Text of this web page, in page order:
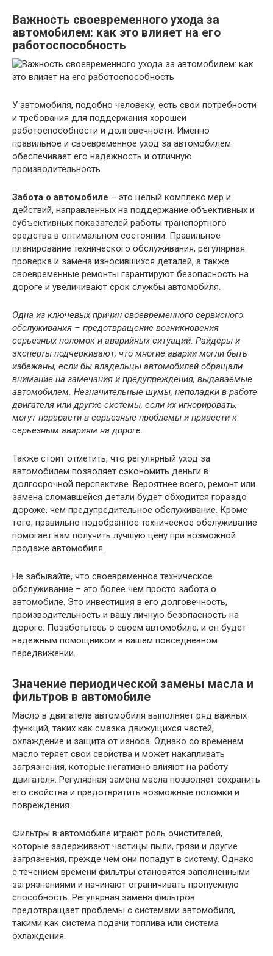
Важность своевременного ухода за
автомобилем: как это влияет на его
работоспособность
У автомобиля, подобно человеку, есть свои потребности
и требования для поддержания хорошей
работоспособности и долговечности. Именно
правильное и своевременное уход за автомобилем
обеспечивает его надежность и отличную
производительность.
Забота о автомобиле – это целый комплекс мер и
действий, направленных на поддержание объективных и
субъективных показателей работы транспортного
средства в оптимальном состоянии. Правильное
планирование технического обслуживания, регулярная
проверка и замена износившихся деталей, а также
своевременные ремонты гарантируют безопасность на
дороге и увеличивают срок службы автомобиля.
Одна из ключевых причин своевременного сервисного
обслуживания – предотвращение возникновения
серьезных поломок и аварийных ситуаций. Райдеры и
эксперты подчеркивают, что многие аварии могли быть
избежаны, если бы владельцы автомобилей обращали
внимание на замечания и предупреждения, выдаваемые
автомобилем. Незначительные шумы, неполадки в работе
двигателя или другие системы, если их игнорировать,
могут перерасти в серьезные проблемы и привести к
серьезным авариям на дороге.
Также стоит отметить, что регулярный уход за
автомобилем позволяет сэкономить деньги в
долгосрочной перспективе. Вероятнее всего, ремонт или
замена сломавшейся детали будет обходится гораздо
дороже, чем предупредительное обслуживание. Кроме
того, правильно подобранное техническое обслуживание
помогает вам получить лучшую цену при возможной
продаже автомобиля.
Не забывайте, что своевременное техническое
обслуживание – это более чем просто забота о
автомобиле. Это инвестиция в его долговечность,
производительность и вашу личную безопасность на
дороге. Позаботьтесь о своем автомобиле, и он будет
надежным помощником в вашем повседневном
передвижении.
Значение периодической замены масла и
фильтров в автомобиле
Масло в двигателе автомобиля выполняет ряд важных
функций, таких как смазка движущихся частей,
охлаждение и защита от износа. Однако со временем
масло теряет свои свойства и может накапливать
загрязнения, которые негативно влияют на работу
двигателя. Регулярная замена масла позволяет сохранить
его свойства и предотвратить возможные поломки и
повреждения.
Фильтры в автомобиле играют роль очистителей,
которые задерживают частицы пыли, грязи и другие
загрязнения, прежде чем они попадут в систему. Однако
с течением времени фильтры становятся заполненными
загрязнениями и начинают ограничивать пропускную
способность. Регулярная замена фильтров
предотвращает проблемы с системами автомобиля,
такими как система подачи топлива или система
охлаждения.